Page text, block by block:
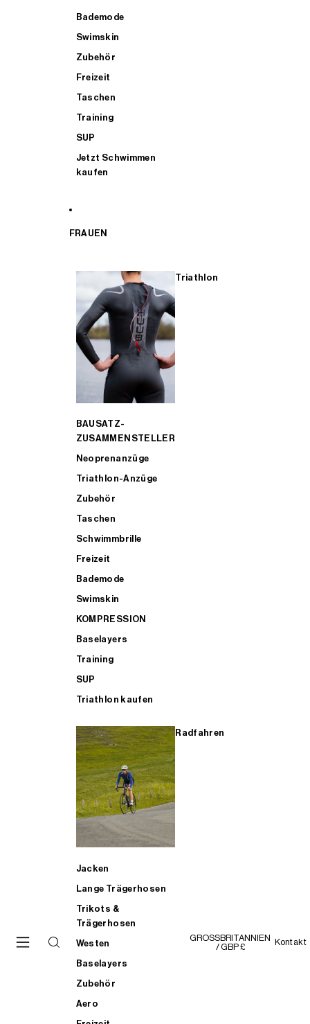
Bademode
Swimskin
Zubehör
Freizeit
Taschen
Training
SUP
Jetzt Schwimmen
kaufen
FRAUEN
Triathlon
BAUSATZ-
ZUSAMMENSTELLER
Neoprenanzüge
Triathlon-Anzüge
Zubehör
Taschen
Schwimmbrille
Freizeit
Bademode
Swimskin
KOMPRESSION
Baselayers
Training
SUP
Triathlon kaufen
Radfahren
Jacken
Lange Trägerhosen
Trikots &
Trägerhosen
Westen
Baselayers
Zubehör
Aero
GROSSBRITANNIEN
/ GBP £
Kontakt